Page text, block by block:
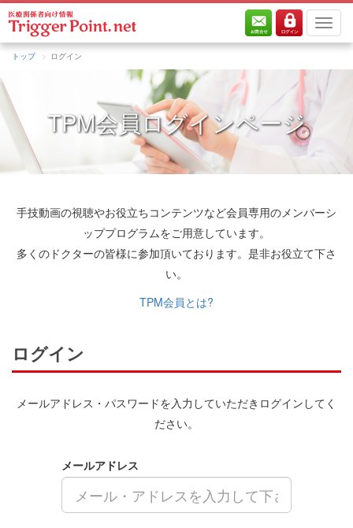
トップ ログイン
TPM会員ログインページ
手技動画の視聴やお役立ちコンテンツなど会員専用のメンバーシ
ッププログラムをご用意しています。
多くのドクターの皆様に参加頂いております。是非お役立て下さ
い。
TPM会員とは?
ログイン
メールアドレス・パスワードを入力していただきログインしてく
ださい。
メールアドレス